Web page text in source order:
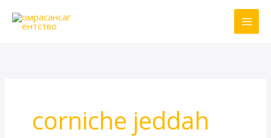
corniche jeddah